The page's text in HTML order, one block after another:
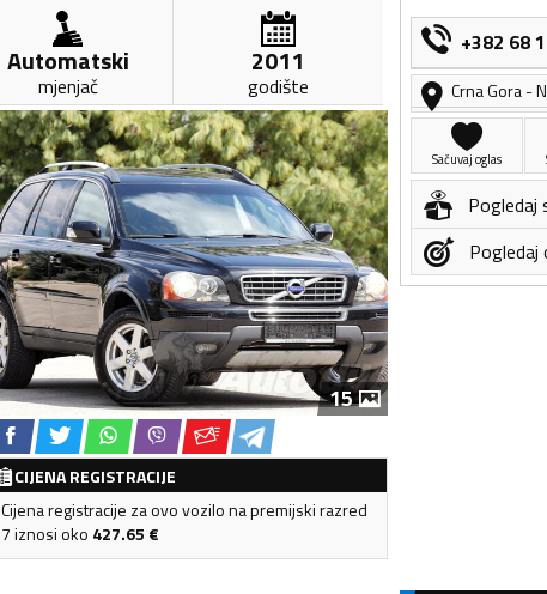
Automatski
mjenjač
2011
godište
15
CIJENA REGISTRACIJE
Cijena registracije za ovo vozilo na premijski razred
7 iznosi oko 427.65 €
+382 68
Crna Gora-
Sačuvaj oglas
Pogledaj
Pogledaj